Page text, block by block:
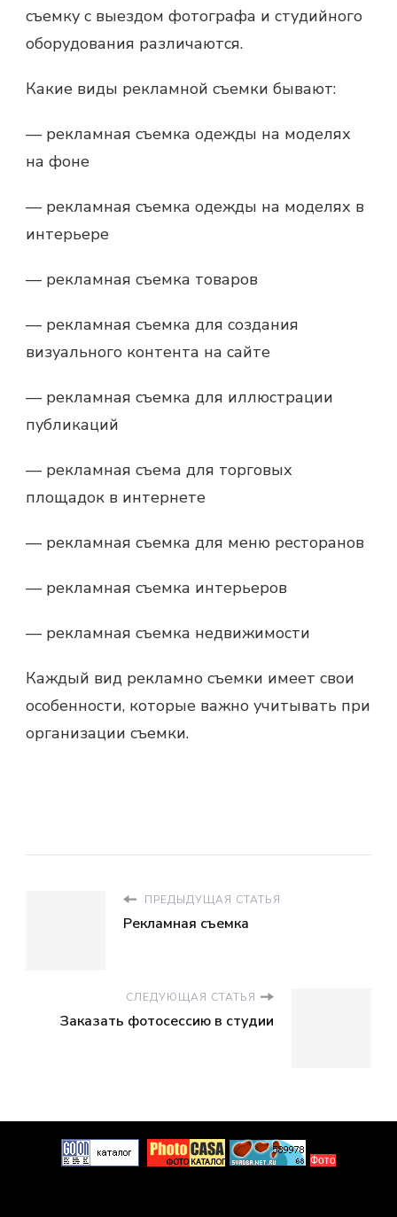
съемку с выездом фотографа и студийного
оборудования различаются.
Какие виды рекламной съемки бывают:
— рекламная съемка одежды на моделях
на фоне
— рекламная съемка одежды на моделях в
интерьере
— рекламная съемка товаров
— рекламная съемка для создания
визуального контента на сайте
— рекламная съемка для иллюстрации
публикаций
— рекламная съема для торговых
площадок в интернете
— рекламная съемка для меню ресторанов
— рекламная съемка интерьеров
— рекламная съемка недвижимости
Каждый вид рекламно съемки имеет свои
особенности, которые важно учитывать при
организации съемки.
ПРЕДЫДУЩАЯ СТАТЬЯ
Рекламная съемка
СЛЕДУЮЩАЯ СТАТЬЯ
Заказать фотосессию в студии
Фото